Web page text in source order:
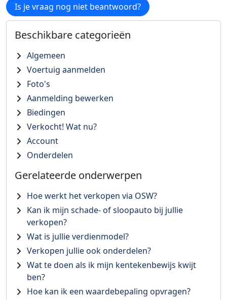
Is je vraag nog niet beantwoord?
Beschikbare categorieën
Algemeen
Voertuig aanmelden
Foto's
Aanmelding bewerken
Biedingen
Verkocht! Wat nu?
Account
Onderdelen
Gerelateerde onderwerpen
Hoe werkt het verkopen via OSW?
Kan ik mijn schade- of sloopauto bij jullie
verkopen?
Wat is jullie verdienmodel?
Verkopen jullie ook onderdelen?
Wat te doen als ik mijn kentekenbewijs kwijt
ben?
Hoe kan ik een waardebepaling opvragen?